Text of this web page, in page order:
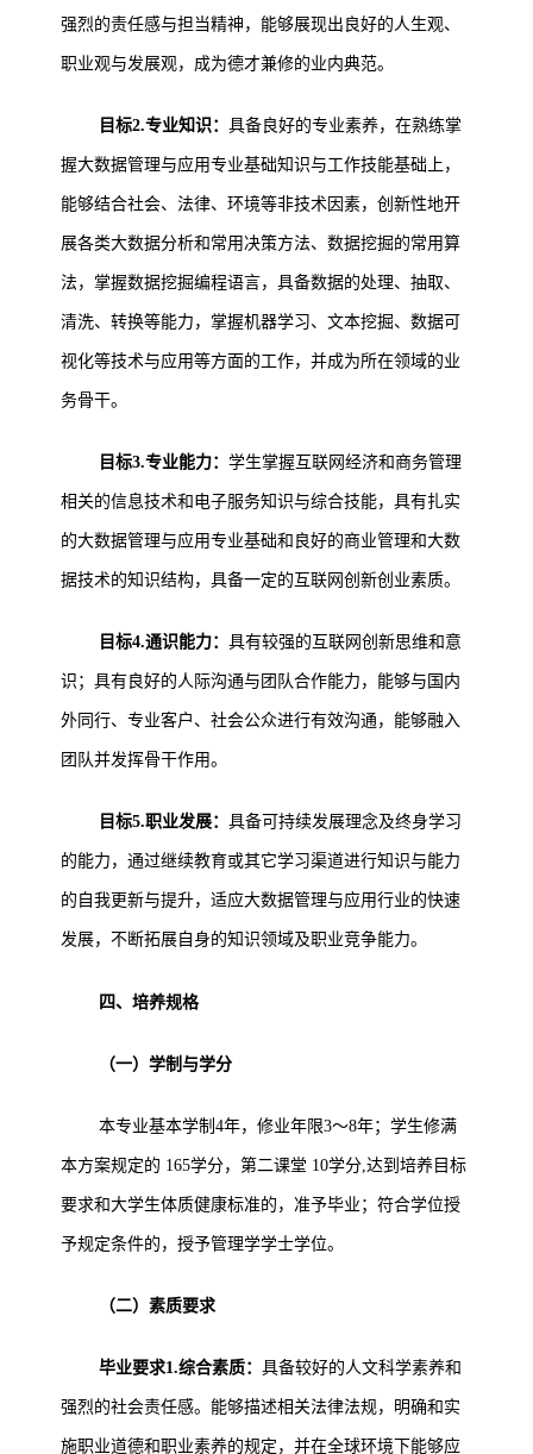
强烈的责任感与担当精神，能够展现出良好的人生观、
职业观与发展观，成为德才兼修的业内典范。
目标2.专业知识：具备良好的专业素养，在熟练掌
握大数据管理与应用专业基础知识与工作技能基础上，
能够结合社会、法律、环境等非技术因素，创新性地开
展各类大数据分析和常用决策方法、数据挖掘的常用算
法，掌握数据挖掘编程语言，具备数据的处理、抽取、
清洗、转换等能力，掌握机器学习、文本挖掘、数据可
视化等技术与应用等方面的工作，并成为所在领域的业
务骨干。
目标3.专业能力：学生掌握互联网经济和商务管理
相关的信息技术和电子服务知识与综合技能，具有扎实
的大数据管理与应用专业基础和良好的商业管理和大数
据技术的知识结构，具备一定的互联网创新创业素质。
目标4.通识能力：具有较强的互联网创新思维和意
识；具有良好的人际沟通与团队合作能力，能够与国内
外同行、专业客户、社会公众进行有效沟通，能够融入
团队并发挥骨干作用。
目标5.职业发展：具备可持续发展理念及终身学习
的能力，通过继续教育或其它学习渠道进行知识与能力
的自我更新与提升，适应大数据管理与应用行业的快速
发展，不断拓展自身的知识领域及职业竞争能力。
四、培养规格
（一）学制与学分
本专业基本学制4年，修业年限3～8年；学生修满
本方案规定的 165学分，第二课堂 10学分,达到培养目标
要求和大学生体质健康标准的，准予毕业；符合学位授
予规定条件的，授予管理学学士学位。
（二）素质要求
毕业要求1.综合素质：具备较好的人文科学素养和
强烈的社会责任感。能够描述相关法律法规，明确和实
施职业道德和职业素养的规定，并在全球环境下能够应